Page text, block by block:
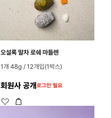
오설록 말차 로쉐 마들렌
1개 48g / 12개입(1박스)
회원사 공개 로그인 필요